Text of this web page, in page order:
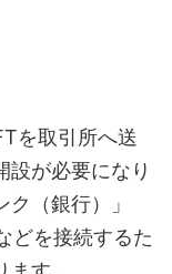
を取引所へ送
設が必要になり
（銀行）」
どを接続するた